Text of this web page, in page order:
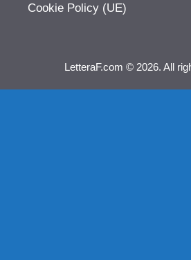
Cookie Policy (UE)
LetteraF.com © 2026. All